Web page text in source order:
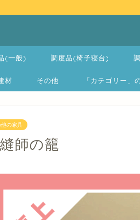
(一般) 調度品(椅子寝台)
材 その他 「カテゴリー
他の家具
師の籠